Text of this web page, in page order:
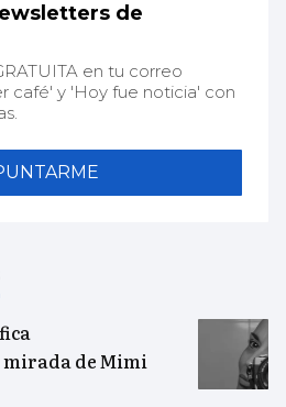
de
en tu correo
café' y 'Hoy fue noticia' con
de Mimi